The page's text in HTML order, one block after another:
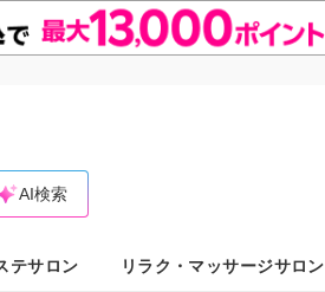
AI検索
テサロン リラク・マッサージサロン